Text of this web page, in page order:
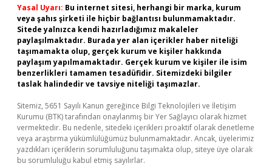
Yasal Uyarı: Bu internet sitesi, herhangi bir marka, kurum
veya şahıs şirketi ile hiçbir bağlantısı bulunmamaktadır.
Sitede yalnızca kendi hazırladığımız makaleler
paylaşılmaktadır. Burada yer alan içerikler haber niteliği
taşımamakta olup, gerçek kurum ve kişiler hakkında
paylaşım yapılmamaktadır. Gerçek kurum ve kişiler ile isim
benzerlikleri tamamen tesadüfidir. Sitemizdeki bilgiler
taslak halindedir ve tavsiye niteliği taşımazlar.
Sitemiz, 5651 Sayılı Kanun gereğince Bilgi Teknolojileri ve İletişim
Kurumu (BTK) tarafından onaylanmış bir Yer Sağlayıcı olarak hizmet
vermektedir. Bu nedenle, sitedeki içerikleri proaktif olarak denetleme
veya araştırma yükümlülüğümüz bulunmamaktadır. Ancak, üyelerimiz
yazdıkları içeriklerin sorumluluğunu taşımakta olup, siteye üye olarak
bu sorumluluğu kabul etmiş sayılırlar.